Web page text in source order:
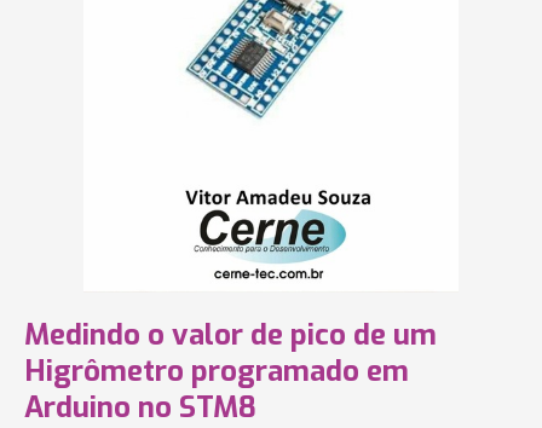
Medindo o valor de pico de um
Higrômetro programado em
Arduino no STM8